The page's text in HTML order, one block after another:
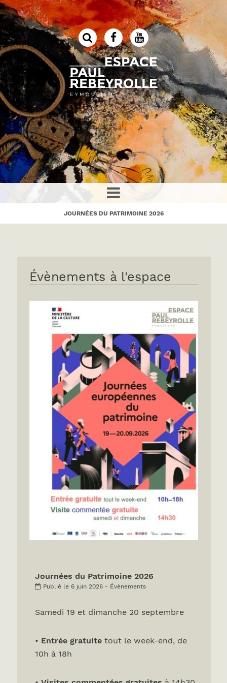
JOURNÉES DU PATRIMOINE 2026
Évènements à l'espace
Journées du Patrimoine 2026
Publié le 6 juin 2026 - Évènements
Samedi 19 et dimanche 20 septembre
• Entrée gratuitetout le week-end, de
10h à 18h